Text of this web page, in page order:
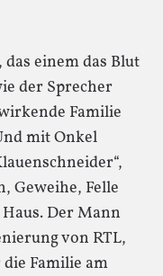
einem das Blut
der Sprecher
Familie
mit Onkel
Geweihe, Felle
Der Mann
von RTL,
Familie am